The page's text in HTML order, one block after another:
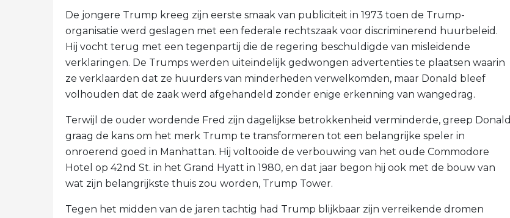
De jongere Trump kreeg zijn eerste smaak van publiciteit in 1973 toen de Trump-
organisatie werd geslagen met een federale rechtszaak voor discriminerend huurbeleid.
Hij vocht terug met een tegenpartij die de regering beschuldigde van misleidende
verklaringen. De Trumps werden uiteindelijk gedwongen advertenties te plaatsen waarin
ze verklaarden dat ze huurders van minderheden verwelkomden, maar Donald bleef
volhouden dat de zaak werd afgehandeld zonder enige erkenning van wangedrag.
Terwijl de ouder wordende Fred zijn dagelijkse betrokkenheid verminderde, greep Donald
graag de kans om het merk Trump te transformeren tot een belangrijke speler in
onroerend goed in Manhattan. Hij voltooide de verbouwing van het oude Commodore
Hotel op 42nd St. in het Grand Hyatt in 1980, en dat jaar begon hij ook met de bouw van
wat zijn belangrijkste thuis zou worden, Trump Tower.
Tegen het midden van de jaren tachtig had Trump blijkbaar zijn verreikende dromen